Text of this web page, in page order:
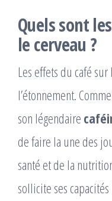
Quels sont
le cerveau ?
Les effets du café
l’étonnement.
son légendaire
de faire la une des
santé et de la
sollicite ses